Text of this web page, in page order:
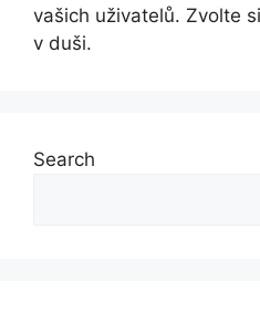
vašich uživatelů. Zvolte
v duši.
Search